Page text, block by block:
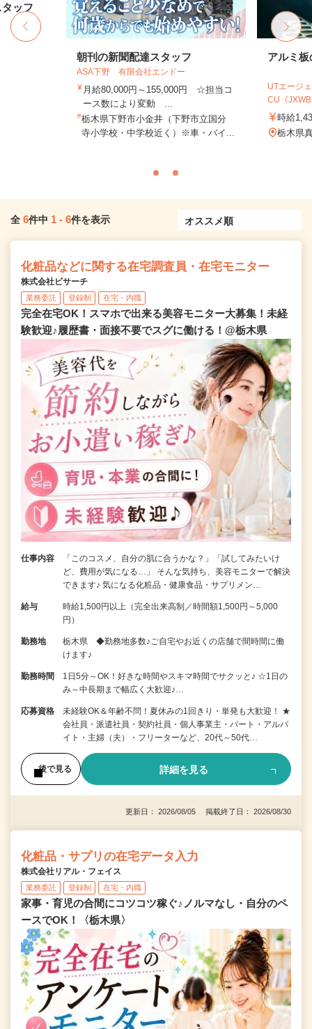
ッフ
朝刊の新聞配達スタッフ
ASA下野 有限会社エンドー
月給80,000円～155,000円 ☆担当コ
ース数により変動 ...
栃木県下野市小金井（下野市立国分
寺小学校・中学校近く）※車・バイ...
アルミ
UTエージ
CU《
時給
栃木県
全 6件中 1 - 6件を表示
化粧品などに関する在宅調査員・在宅モニター
株式会社ビサーチ
業務委託 登録制 在宅・内職
完全在宅OK！スマホで出来る美容モニター大募集！未経
験歓迎♪履歴書・面接不要でスグに働ける！@栃木県
仕事内容
「このコスメ、自分の肌に合うかな？」「試してみたいけ
ど、費用が気になる…」 そんな気持ち、美容モニターで解決
できます♪ 気になる化粧品・健康食品・サプリメン…
給与
時給1,500円以上（完全出来高制／時間額1,500円～5,000
円）
勤務地
栃木県 ◆勤務地多数♪ご自宅やお近くの店舗で間時間に働
けます♪
勤務時間
1日5分～OK！好きな時間やスキマ時間でサクッと♪ ☆1日の
み～中長期まで幅広く大歓迎♪…
応募資格
未経験OK＆年齢不問！夏休みの1回きり・単発も大歓迎！ ★
会社員・派遣社員・契約社員・個人事業主・パート・アルバ
イト・主婦（夫）・フリーターなど、20代～50代…
後で見る 詳細を見る
更新日： 2026/08/05 掲載終了日： 2026/08/30
化粧品・サプリの在宅データ入力
株式会社リアル・フェイス
業務委託 登録制 在宅・内職
家事・育児の合間にコツコツ稼ぐ♪ノルマなし・自分のペ
ースでOK！〈栃木県〉